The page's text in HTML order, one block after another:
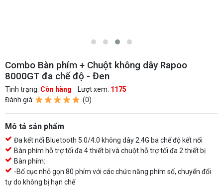
Combo Bàn phím + Chuột không dây Rapoo
8000GT đa chế độ - Đen
Tình trạng: Còn hàng Lượt xem: 1175
Đánh giá:
(0)
Mô tả sản phẩm
Đa kết nối Bluetooth 5.0/4.0 không dây 2.4G ba chế độ kết nối
Bàn phím hỗ trợ tối đa 4 thiết bị và chuột hỗ trợ tối đa 2 thiết bị
Bàn phím:
-Bố cục nhỏ gọn 80 phím với các chức năng phím số, chuyển đổi
tự do không bị hạn chế